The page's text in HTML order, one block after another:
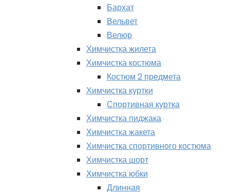
Бархат
Вельвет
Велюр
Химчистка жилета
Химчистка костюма
Костюм 2 предмета
Химчистка куртки
Спортивная куртка
Химчистка пиджака
Химчистка жакета
Химчистка спортивного костюма
Химчистка шорт
Химчистка юбки
Длинная